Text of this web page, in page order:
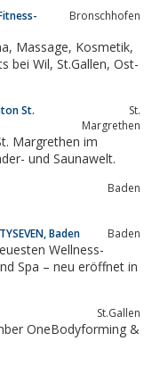
Bronschhofen
St.
St.
Margrethen
Margrethen im
und Saunawelt.
Baden
Baden Baden
Wellness-
St.Gallen
OneBodyforming &